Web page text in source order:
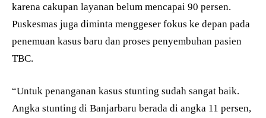
karena cakupan layanan belum mencapai 90 persen.
Puskesmas juga diminta menggeser fokus ke depan pada
penemuan kasus baru dan proses penyembuhan pasien
TBC.
“Untuk penanganan kasus stunting sudah sangat baik.
Angka stunting di Banjarbaru berada di angka 11 persen,